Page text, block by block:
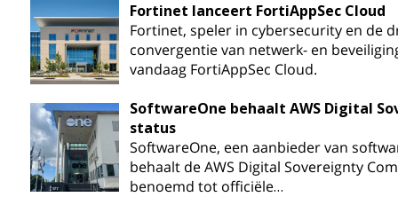
Fortinet lanceert FortiAppSec Cloud
Fortinet, speler in cybersecurity en de
convergentie van netwerk- en
vandaag FortiAppSec Cloud.
SoftwareOne behaalt AWS Digital
status
SoftwareOne, een aanbieder van
behaalt de AWS Digital Sovereignty
benoemd tot officiële…